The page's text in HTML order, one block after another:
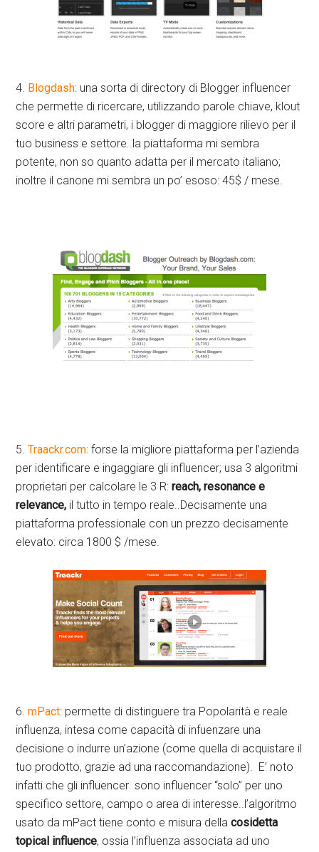
4. Blogdash: una sorta di directory di Blogger influencer
che permette di ricercare, utilizzando parole chiave, klout
score e altri parametri, i blogger di maggiore rilievo per il
tuo business e settore..la piattaforma mi sembra
potente, non so quanto adatta per il mercato italiano;
inoltre il canone mi sembra un po’ esoso: 45$ / mese.
5.Traackr.com: forse la migliore piattaforma per l’azienda
per identificare e ingaggiare gli influencer; usa 3 algoritmi
proprietari per calcolare le 3 R:reach, resonance e
relevance, il tutto in tempo reale..Decisamente una
piattaforma professionale con un prezzo decisamente
elevato: circa 1800 $ /mese.
6.mPact: permette di distinguere tra Popolarità e reale
influenza, intesa come capacità di infuenzare una
decisione o indurre un’azione (come quella di acquistare il
tuo prodotto, grazie ad una raccomandazione). E’ noto
infatti che gli influencer sono influencer “solo” per uno
specifico settore, campo o area di interesse..l’algoritmo
usato da mPact tiene conto e misura dellacosidetta
topical influence, ossia l’influenza associata ad uno